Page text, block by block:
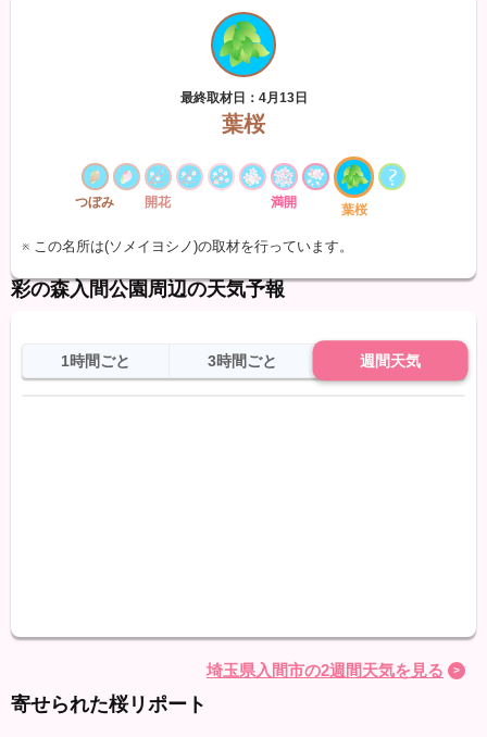
最終取材日：4月13日
葉桜
つぼみ 開花 満開 葉桜
※ この名所は(ソメイヨシノ)の取材を行っています。
彩の森入間公園周辺の天気予報
1時間ごと 3時間ごと 週間天気
埼玉県入間市の2週間天気を見る
寄せられた桜リポート